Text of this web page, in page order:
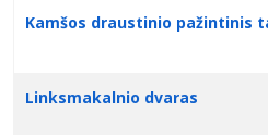
Kamšos draustinio pažintinis
Linksmakalnio dvaras